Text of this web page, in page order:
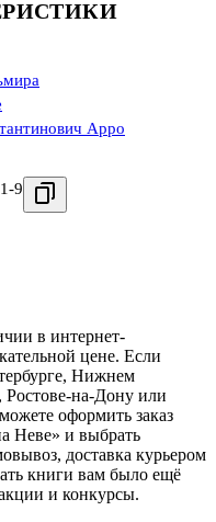
Арро
9
в интернет-
цене. Если
Нижнем
Ростове-на-Дону или
оформить заказ
Неве» и выбрать
доставка курьером
книги вам было ещё
и конкурсы.